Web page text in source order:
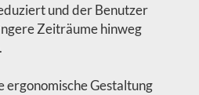
und der Benutzer
Zeiträume hinweg
ergonomische Gestaltung